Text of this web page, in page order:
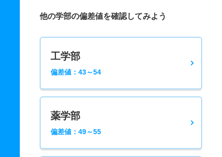
他の学部の偏差値を確認してみよう
工学部
偏差値：43～54
薬学部
偏差値：49～55